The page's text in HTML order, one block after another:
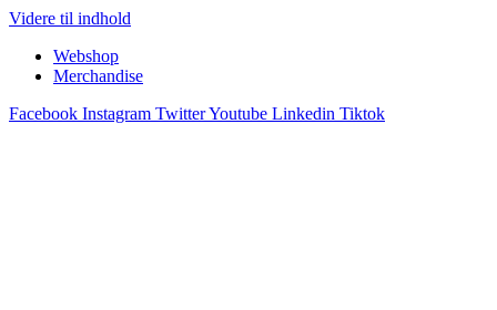
Videre til indhold
Webshop
Merchandise
Facebook Instagram TwitterYoutube Linkedin Tiktok